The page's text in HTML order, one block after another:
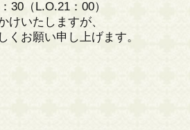
30（L.O.21：00）
けいたしますが、
くお願い申し上げます。